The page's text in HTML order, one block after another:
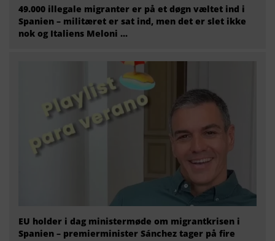
49.000 illegale migranter er på et døgn væltet ind i
Spanien – militæret er sat ind, men det er slet ikke
nok og Italiens Meloni ...
EU holder i dag ministermøde om migrantkrisen i
Spanien – premierminister Sánchez tager på fire